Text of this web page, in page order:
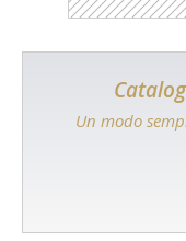
Un modo